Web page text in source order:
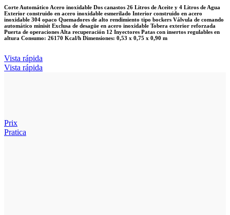
Corte Automático Acero inoxidable Dos canastos 26 Litros de Aceite y 4 Litros de Agua
Exterior construido en acero inoxidable esmerilado Interior construido en acero
inoxidable 304 opaco Quemadores de alto rendimiento tipo bockers Válvula de comando
automático minisit Exclusa de desagüe en acero inoxidable Tobera exterior reforzada
Puerta de operaciones Alta recuperación 12 Inyectores Patas con insertos regulables en
altura Consumo: 26170 Kcal/h Dimensiones: 0,53 x 0,75 x 0,90 m
Vista rápida
Vista rápida
Prix
Pratica